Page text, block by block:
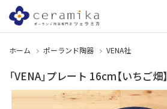
ホーム ポーランド陶器 VENA社
「VENA」プレート 16cm【いちご畑】